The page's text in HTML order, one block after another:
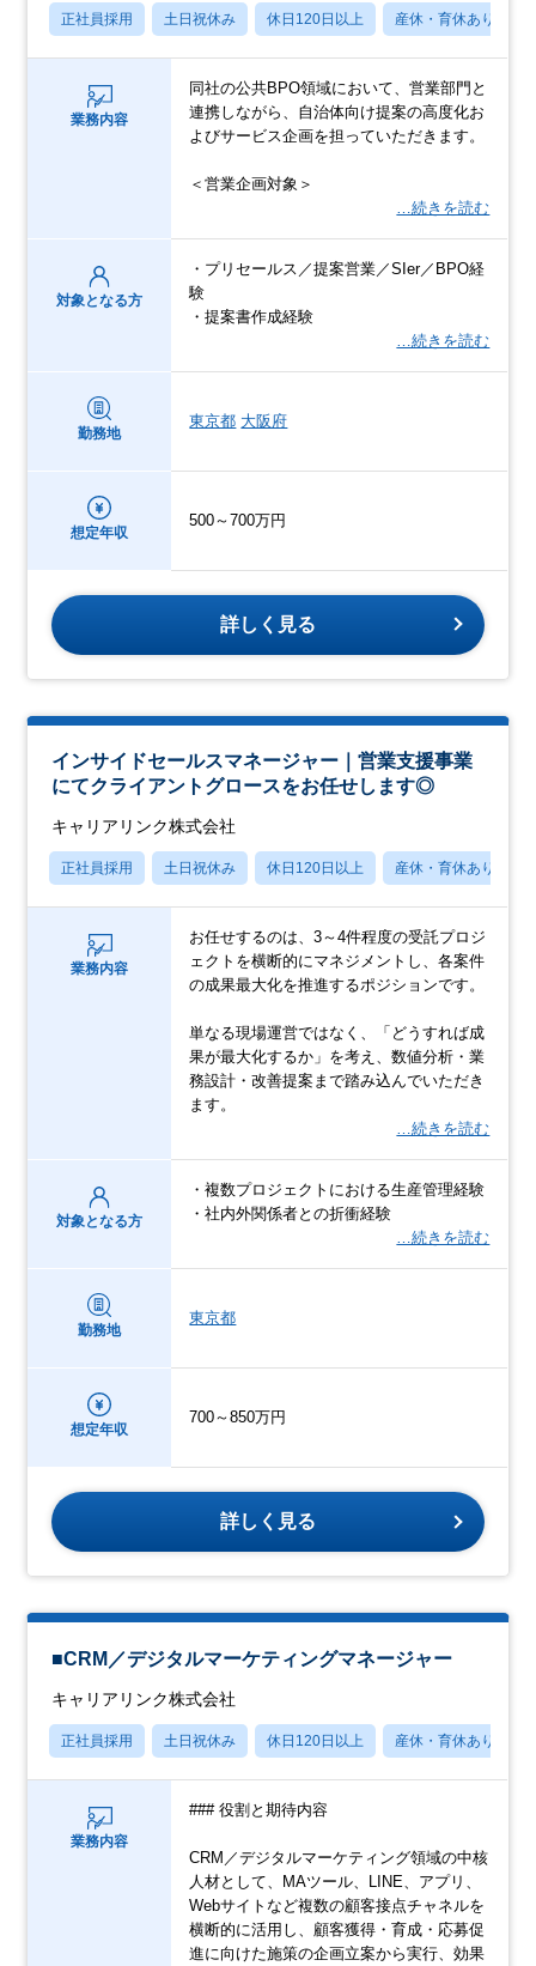
正社員採用 土日祝休み 休日120日以上 産休・育休あり
業務内容
同社の公共BPO領域において、営業部門と
連携しながら、自治体向け提案の高度化お
よびサービス企画を担っていただきます。
＜営業企画対象＞
…続きを読む
対象となる方
・プリセールス／提案営業／SIer／BPO経
験
・提案書作成経験
…続きを読む
勤務地
東京都 大阪府
想定年収
500～700万円
詳しく見る
インサイドセールスマネージャー｜営業支援事業
にてクライアントグロースをお任せします◎
キャリアリンク株式会社
正社員採用 土日祝休み 休日120日以上 産休・育休あり
業務内容
お任せするのは、3～4件程度の受託プロジ
ェクトを横断的にマネジメントし、各案件
の成果最大化を推進するポジションです。
単なる現場運営ではなく、「どうすれば成
果が最大化するか」を考え、数値分析・業
務設計・改善提案まで踏み込んでいただき
ます。
…続きを読む
対象となる方
・複数プロジェクトにおける生産管理経験
・社内外関係者との折衝経験
…続きを読む
勤務地
東京都
想定年収
700～850万円
詳しく見る
■CRM／デジタルマーケティングマネージャー
キャリアリンク株式会社
正社員採用 土日祝休み 休日120日以上 産休・育休あり
業務内容
### 役割と期待内容
CRM／デジタルマーケティング領域の中核
人材として、MAツール、LINE、アプリ、
Webサイトなど複数の顧客接点チャネルを
横断的に活用し、顧客獲得・育成・応募促
進に向けた施策の企画立案から実行、効果